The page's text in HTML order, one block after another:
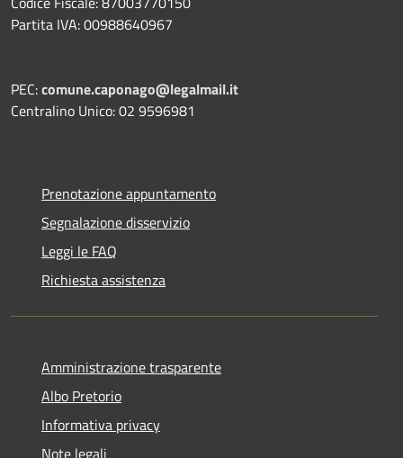
Partita IVA: 00988640967
PEC:comune.caponago@legalmail.it
Centralino Unico: 02 9596981
Prenotazione appuntamento
Segnalazione disservizio
Leggi le FAQ
Richiesta assistenza
Amministrazione trasparente
Albo Pretorio
Informativa privacy